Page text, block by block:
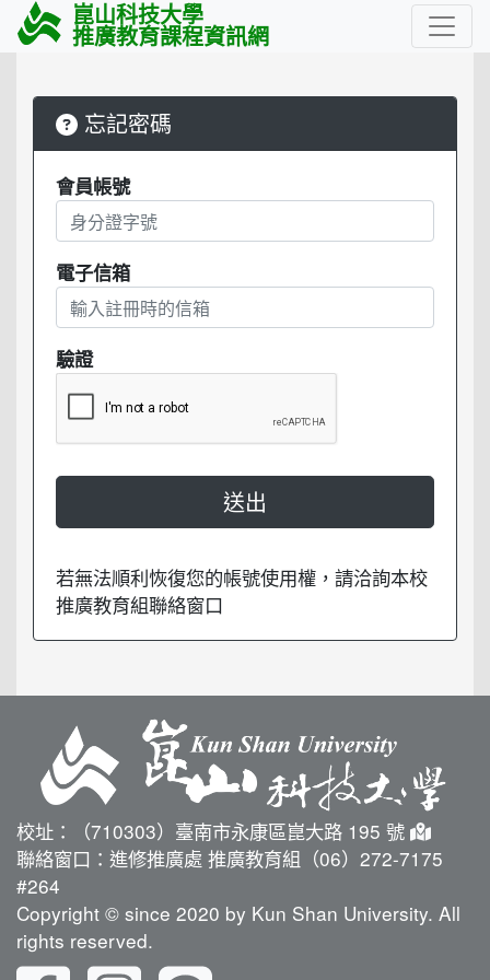
崑山科技大學
推廣教育課程資訊網
忘記密碼
會員帳號
電子信箱
驗證
若無法順利恢復您的帳號使用權，請洽詢本校
推廣教育組聯絡窗口
校址：（710303）臺南市永康區崑大路 195 號
聯絡窗口：進修推廣處 推廣教育組（06）272-7175
#264
Copyright © since 2020 by Kun Shan University. All
rights reserved.